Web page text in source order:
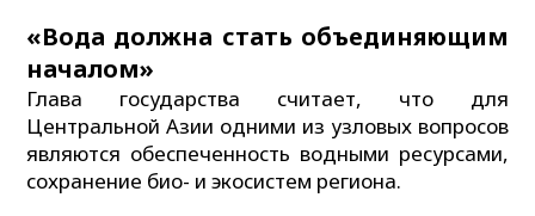
«Вода должна стать объединяющим
началом»
Глава государства считает, что для
Центральной Азии одними из узловых вопросов
являются обеспеченность водными ресурсами,
сохранение био- и экосистем региона.